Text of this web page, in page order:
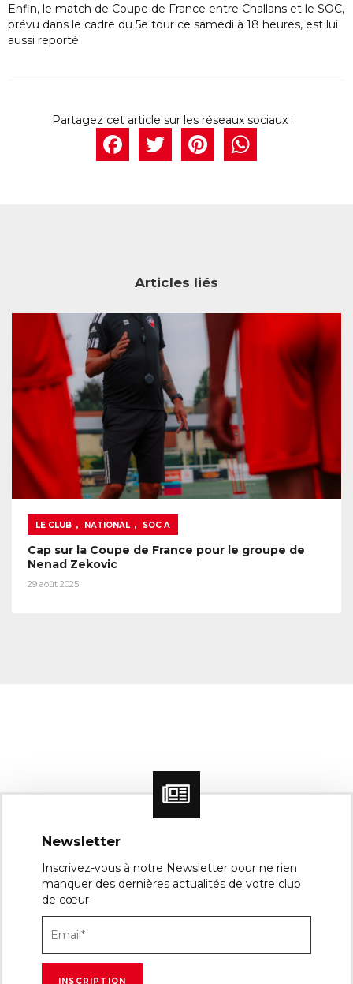
Enfin, le match de Coupe de France entre Challans et le SOC,
prévu dans le cadre du 5e tour ce samedi à 18 heures, est lui
aussi reporté.
Facebook
Twitter
Articles liés
LE CLUB , NATIONAL , SOC A
Cap sur la Coupe de France pour le groupe de
Nenad Zekovic
29 août 2025
Newsletter
Inscrivez-vous à notre Newsletter pour ne rien
manquer des dernières actualités de votre club
de cœur